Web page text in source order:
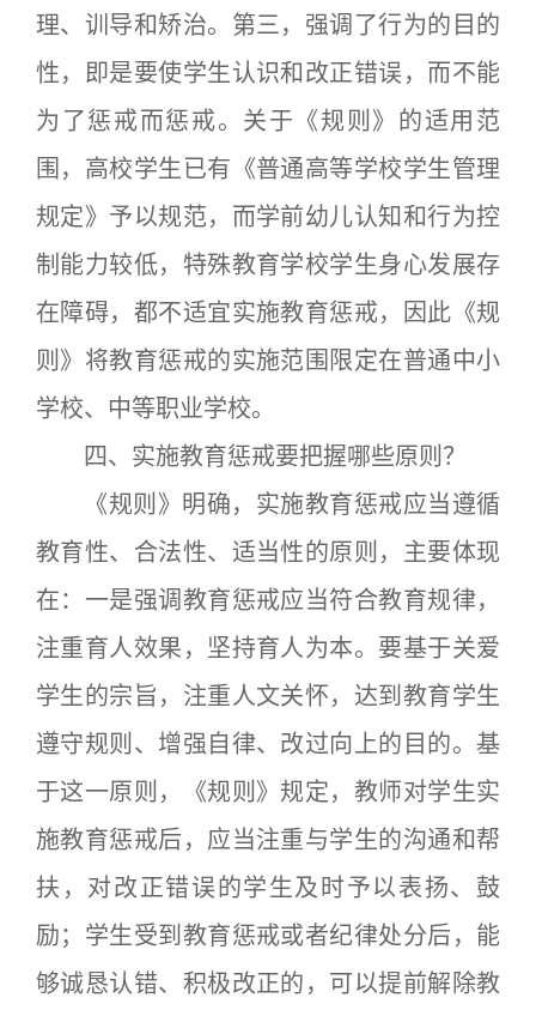
理、训导和矫治。第三，强调了行为的目的
性，即是要使学生认识和改正错误，而不能
为了惩戒而惩戒。关于《规则》的适用范
围，高校学生已有《普通高等学校学生管理
规定》予以规范，而学前幼儿认知和行为控
制能力较低，特殊教育学校学生身心发展存
在障碍，都不适宜实施教育惩戒，因此《规
则》将教育惩戒的实施范围限定在普通中小
学校、中等职业学校。
四、实施教育惩戒要把握哪些原则？
《规则》明确，实施教育惩戒应当遵循
教育性、合法性、适当性的原则，主要体现
在：一是强调教育惩戒应当符合教育规律，
注重育人效果，坚持育人为本。要基于关爱
学生的宗旨，注重人文关怀，达到教育学生
遵守规则、增强自律、改过向上的目的。基
于这一原则，《规则》规定，教师对学生实
施教育惩戒后，应当注重与学生的沟通和帮
扶，对改正错误的学生及时予以表扬、鼓
励；学生受到教育惩戒或者纪律处分后，能
够诚恳认错、积极改正的，可以提前解除教